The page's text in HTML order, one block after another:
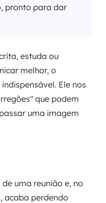
pronto para dar
estuda ou
melhor, o
Ele nos
que podem
uma imagem
uma reunião e, no
acaba perdendo